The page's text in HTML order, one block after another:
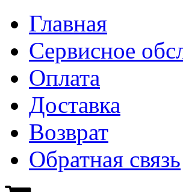
Главная
Сервисное
Оплата
Доставка
Возврат
Обратная связь